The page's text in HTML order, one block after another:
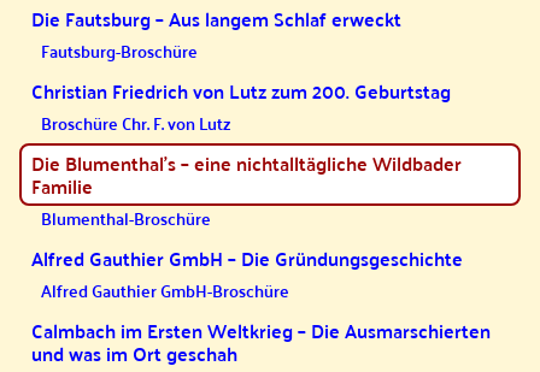
Die Fautsburg – Aus langem Schlaf erweckt
Fautsburg-Broschüre
Christian Friedrich von Lutz zum 200. Geburtstag
Broschüre Chr. F. von Lutz
Die Blumenthal’s – eine nichtalltägliche Wildbader
Familie
Blumenthal-Broschüre
Alfred Gauthier GmbH – Die Gründungsgeschichte
Alfred Gauthier GmbH-Broschüre
Calmbach im Ersten Weltkrieg – Die Ausmarschierten
und was im Ort geschah